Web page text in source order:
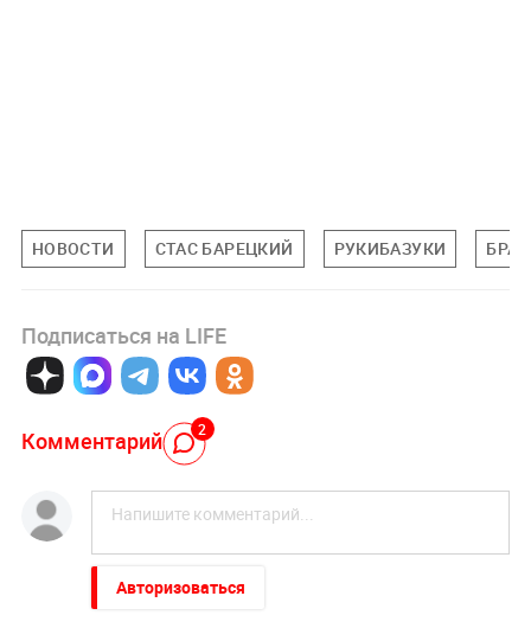
НОВОСТИ СТАС БАРЕЦКИЙ РУКИБАЗУКИ
Подписаться на LIFE
Комментарий 2
Авторизоваться